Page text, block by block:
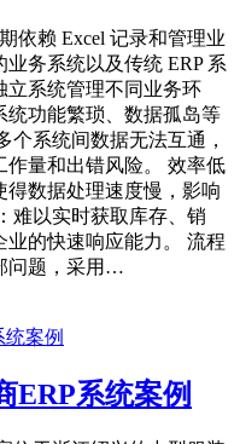
依赖 Excel 记录和管理业
务系统以及传统 ERP 系
立系统管理不同业务环
统功能繁琐、数据孤岛等
个系统间数据无法互通，
量和出错风险。 效率低
数据处理速度慢，影响
难以实时获取库存、销
的快速响应能力。 流程
问题，采用…
ERP系统案例